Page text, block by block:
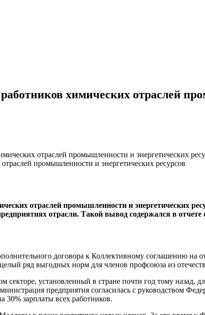
химических отраслей
отраслей промышленности и энергетических
отраслей промышлен­ности и энергетических
отрас­ли. Такой вывод содержался в
договора к Коллективному соглашению на
ряд выгодных норм для членов профсоюза из
установленный в стране почти год тому назад,
предприятия согласилась с руководством
зарплаты всех работников.